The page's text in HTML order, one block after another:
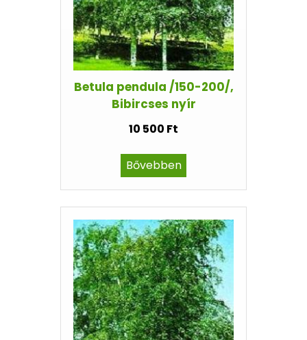
Betula pendula /150-200/,
Bibircses nyír
10 500 Ft
Bővebben